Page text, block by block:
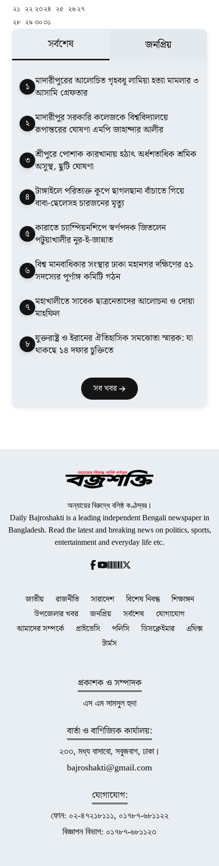
২১
২২ ২৩২৪ ২৫ ২৬২৭
২৮ ২৯ ৩০৩১
সর্বশেষ জনপ্রিয়
১ মাদারীপুরের আলোচিত গৃহবধূ লামিয়া হত্যা মামলার ৩
আসামি গ্রেফতার
২ মাদারীপুর সরকারি কলেজকে বিশ্ববিদ্যালয়ে
রূপান্তরের ঘোষণা এমপি জাহান্দার আলীর
৩ শ্রীপুরে পোশাক কারখানায় হঠাৎ অর্ধশতাধিক শ্রমিক
অসুস্থ, ছুটি ঘোষণা
৪ টাঙ্গাইলে পরিত্যক্ত কূপে ছাগলছানা বাঁচাতে গিয়ে
বাবা-ছেলেসহ চারজনের মৃত্যু
৫ কারাতে চ্যাম্পিয়নশিপে স্বর্ণপদক জিতলেন
পটুয়াখালীর নুর-ই-জান্নাত
৬ বিশ্ব মানবাধিকার সংস্থার ঢাকা মহানগর দক্ষিণের ৫১
সদস্যের পূর্ণাঙ্গ কমিটি গঠন
৭ মহাখালীতে সাবেক ছাত্রনেতাদের আলোচনা ও দোয়া
মাহফিল
৮ যুক্তরাষ্ট্র ও ইরানের ঐতিহাসিক সমঝোতা স্মারক: যা
থাকছে ১৪ দফার চুক্তিতে
সব খবর
অন্যায়ের বিরুদ্ধে বলিষ্ঠ কণ্ঠস্বর।
Daily Bajroshakti is a leading independent Bengali newspaper in
Bangladesh. Read the latest and breaking news on politics, sports,
entertainment and everyday life etc.
জাতীয় রাজনীতি সারাদেশ বিশেষ নিবন্ধ
শিক্ষাঙ্গন
উপজেলার খবর
জনপ্রিয় সর্বশেষ
যোগাযোগ
আমাদের সম্পর্কে
প্রাইভেসি পলিসি ডিসক্লেইমার
এথিক্স
টার্মস
প্রকাশক ও সম্পাদক
এস এম সামসুল হুদা
বার্তা ও বাণিজ্যিক কার্যালয়:
২৩৩, মধ্য বাসাবো, সবুজবাগ, ঢাকা।
bajroshakti@gmail.com
যোগাযোগ:
ফোন: ০২-৪৭২১৮১১১, ০১৭৮৭-৬৮১১২২
বিজ্ঞাপন বিভাগ: ০১৭৮৭-৬৮১১২৩